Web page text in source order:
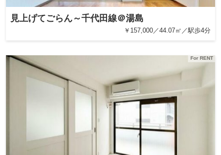
見上げてごらん～千代田線＠湯島
￥157,000／44.07㎡／駅歩4分
For RENT